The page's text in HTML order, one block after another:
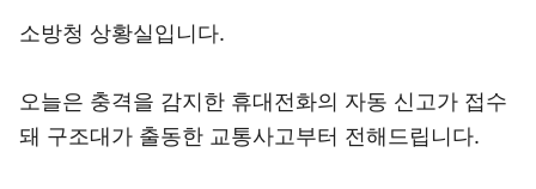
소방청 상황실입니다.
오늘은 충격을 감지한 휴대전화의 자동 신고가 접수
돼 구조대가 출동한 교통사고부터 전해드립니다.